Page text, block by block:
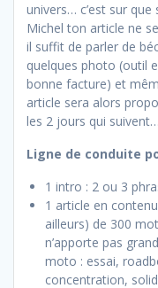
univers… c’est sur que
Michel ton article ne
il suffit de parler de
quelques photo (outil
bonne facture) et
article sera alors
les 2 jours qui suivent…
Ligne de conduite
1 intro : 2 ou 3
1 article en
ailleurs) de 300
n’apporte pas
moto : essai,
concentration,